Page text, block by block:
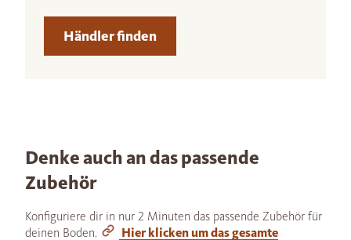
Händler finden
Denke auch an das passende
Zubehör
Konfiguriere dir in nur 2 Minuten das passende Zubehör für
deinen Boden.
Hier klicken um das gesamte